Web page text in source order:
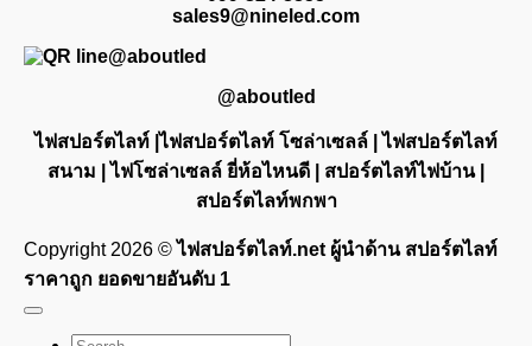
sales9@nineled.com
@aboutled
ไฟสปอร์ตไลท์ |ไฟสปอร์ตไลท์ โซล่าเซลล์ | ไฟสปอร์ตไลท์
สนาม | ไฟโซล่าเซลล์ ยี่ห้อไหนดี | สปอร์ตไลท์ไฟบ้าน |
สปอร์ตไลท์พกพา
Copyright 2026 ©ไฟสปอร์ตไลท์.net ผู้นำด้าน สปอร์ตไลท์
ราคาถูก ยอดขายอันดับ 1